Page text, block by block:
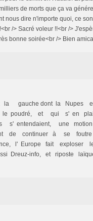
de morts que ça va
nous dire n'importe quoi, ce
/> Sacré voleur !!<br />
bonne soirée<br /> Bien
la gauche dont la
poudré, et qui s' en
s' entendaient, une
de continuer à se
l' Europe fait exploser
Dreuz-info, et riposte